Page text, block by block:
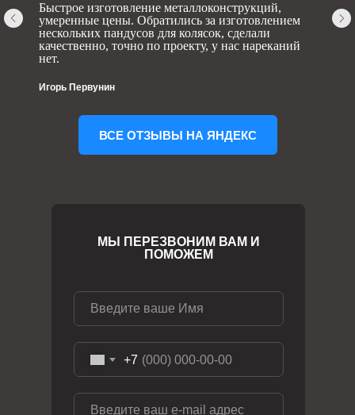
Быстрое изготовление металлоконструкций,
умеренные цены. Обратились за изготовлением
нескольких пандусов для колясок, сделали
качественно, точно по проекту, у нас нареканий
нет.
Игорь Первунин
ВСЕ ОТЗЫВЫ НА ЯНДЕКС
+7
МЫ ПЕРЕЗВОНИМ ВАМ И
ПОМОЖЕМ